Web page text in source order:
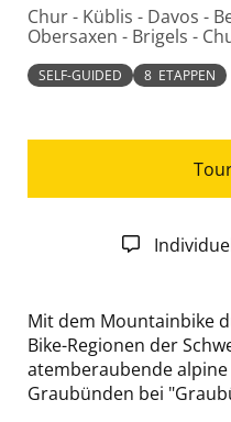
Chur - Küblis - Davos -
Obersaxen - Brigels -
SELF-GUIDED 8 ETAPPEN
Mit dem Mountainbike
Bike-Regionen der
atemberaubende
Graubünden bei